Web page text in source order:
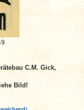
C.M. Gick,
Bild!